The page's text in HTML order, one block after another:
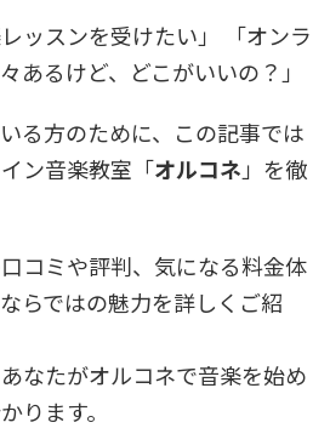
ッスンを受けたい」 「オンラ
あるけど、どこがいいの？」
る方のために、この記事では
ン音楽教室「オルコネ 」を徹
コミや評判、気になる料金体
らではの魅力を詳しくご紹
なたがオルコネで音楽を始め
ります。